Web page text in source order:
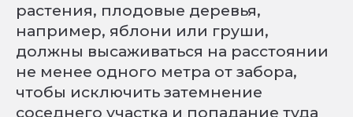
растения, плодовые деревья,
например, яблони или груши,
должны высаживаться на расстоянии
не менее одного метра от забора,
чтобы исключить затемнение
соседнего участка и попадание туда